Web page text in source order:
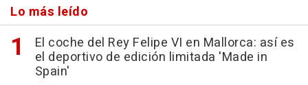
Lo más leído
El coche del Rey Felipe VI en Mallorca: así es
el deportivo de edición limitada 'Made in
Spain'